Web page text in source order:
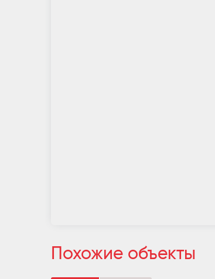
Похожие объекты